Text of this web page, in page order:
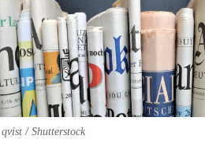
qvist / Shutterstock